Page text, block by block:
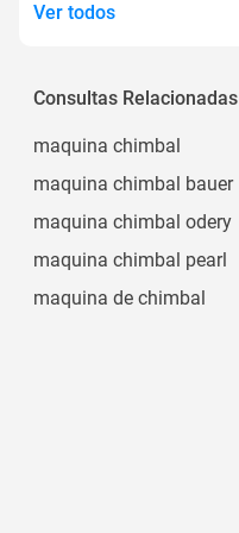
Ver todos
Consultas Relacionadas
maquina chimbal
maquina chimbal bauer
maquina chimbal odery
maquina chimbal pearl
maquina de chimbal